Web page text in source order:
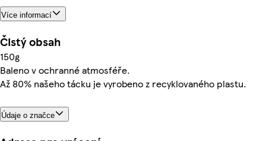
Více informací
Čistý obsah
150g
Baleno v ochranné atmosféře.
Až 80% našeho tácku je vyrobeno z recyklovaného plastu.
Údaje o značce